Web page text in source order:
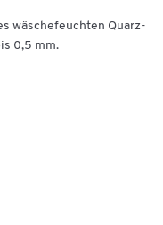
wäschefeuchten Quarz-
0,5 mm.